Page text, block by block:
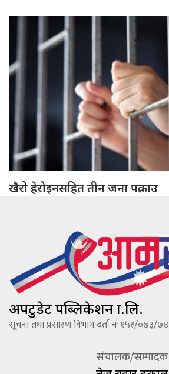
खैरो हेरोइनसहित तीन जना पक्राउ
अपटुडेट पब्लिकेशन प्रा.लि.
सूचना तथा प्रसारण विभाग दर्ता नंः १५१/०७३/७४
संचालक/सम्पादक